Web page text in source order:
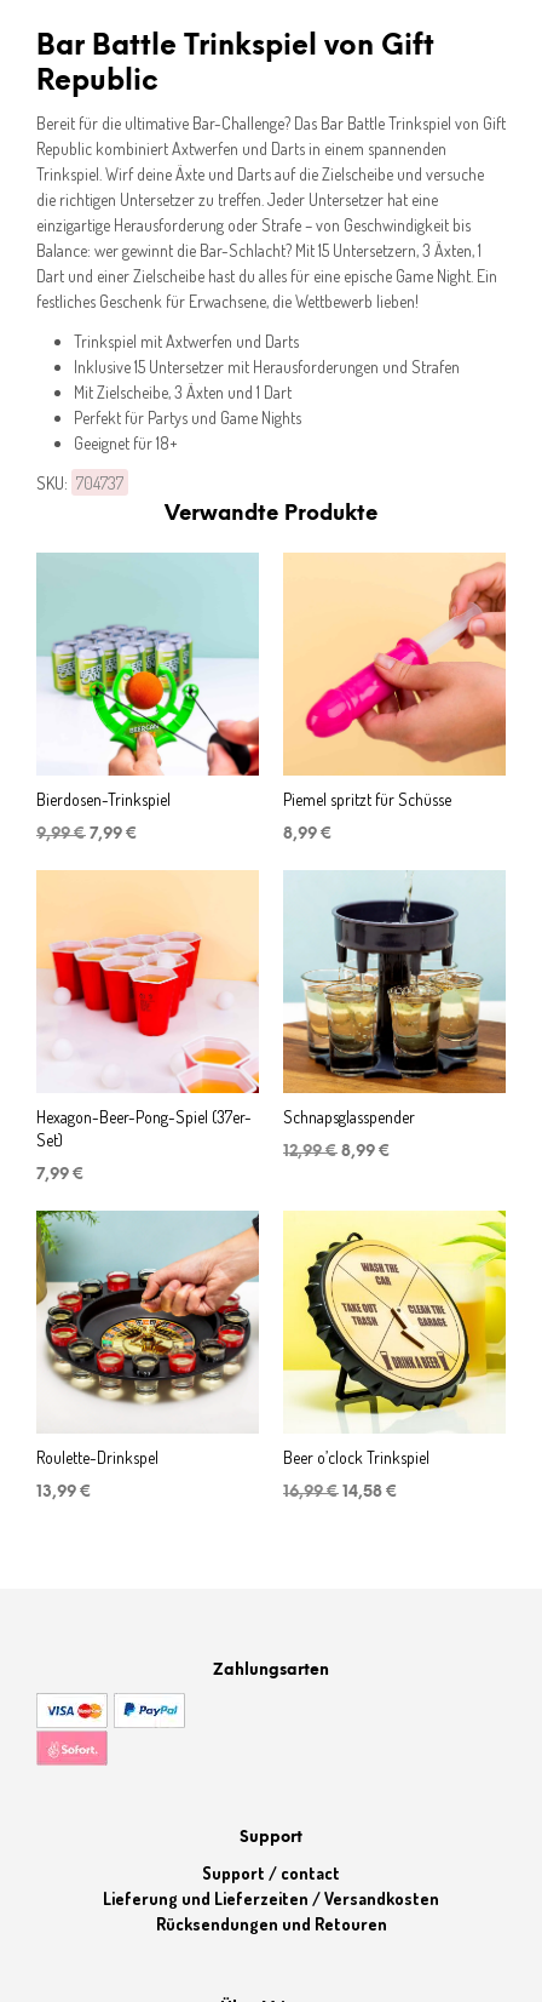
Bar Battle Trinkspiel von Gift
Republic
Bereit für die ultimative Bar-Challenge? Das Bar Battle Trinkspiel von Gift
Republic kombiniert Axtwerfen und Darts in einem spannenden
Trinkspiel. Wirf deine Äxte und Darts auf die Zielscheibe und versuche
die richtigen Untersetzer zu treffen. Jeder Untersetzer hat eine
einzigartige Herausforderung oder Strafe – von Geschwindigkeit bis
Balance: wer gewinnt die Bar-Schlacht? Mit 15 Untersetzern, 3 Äxten, 1
Dart und einer Zielscheibe hast du alles für eine epische Game Night. Ein
festliches Geschenk für Erwachsene, die Wettbewerb lieben!
Trinkspiel mit Axtwerfen und Darts
Inklusive 15 Untersetzer mit Herausforderungen und Strafen
Mit Zielscheibe, 3 Äxten und 1 Dart
Perfekt für Partys und Game Nights
Geeignet für 18+
SKU: 704737
Verwandte Produkte
Bierdosen-Trinkspiel
9,99€ Ursprünglicher
war:
7,99 €
ist:
Piemel spritzt für Schüsse
8,99 €
Hexagon-Beer-Pong-Spiel (37er-
Set)
7,99 €
Schnapsglasspender
12,99€ Ursprünglicher
12,99 €
8,99 €
8,99 €.
Roulette-Drinkspel
13,99 €
Beer o’clock Trinkspiel
16,99€ Ursprünglicher
14,58 €
Zahlungsarten
Support
Support / contact
Lieferung und Lieferzeiten / Versandkosten
Rücksendungen und Retouren